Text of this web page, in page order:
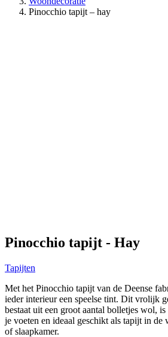
Pinocchio tapijt – hay
Pinocchio tapijt - Hay
Tapijten
Met het Pinocchio tapijt van de Deense
ieder interieur een speelse tint. Dit vrolijk
bestaat uit een groot aantal bolletjes wol,
je voeten en ideaal geschikt als tapijt in de
of slaapkamer.